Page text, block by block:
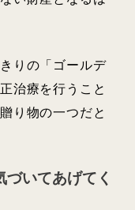
りの「ゴールデ
治療を行うこと
り物の一つだと
いてあげてく